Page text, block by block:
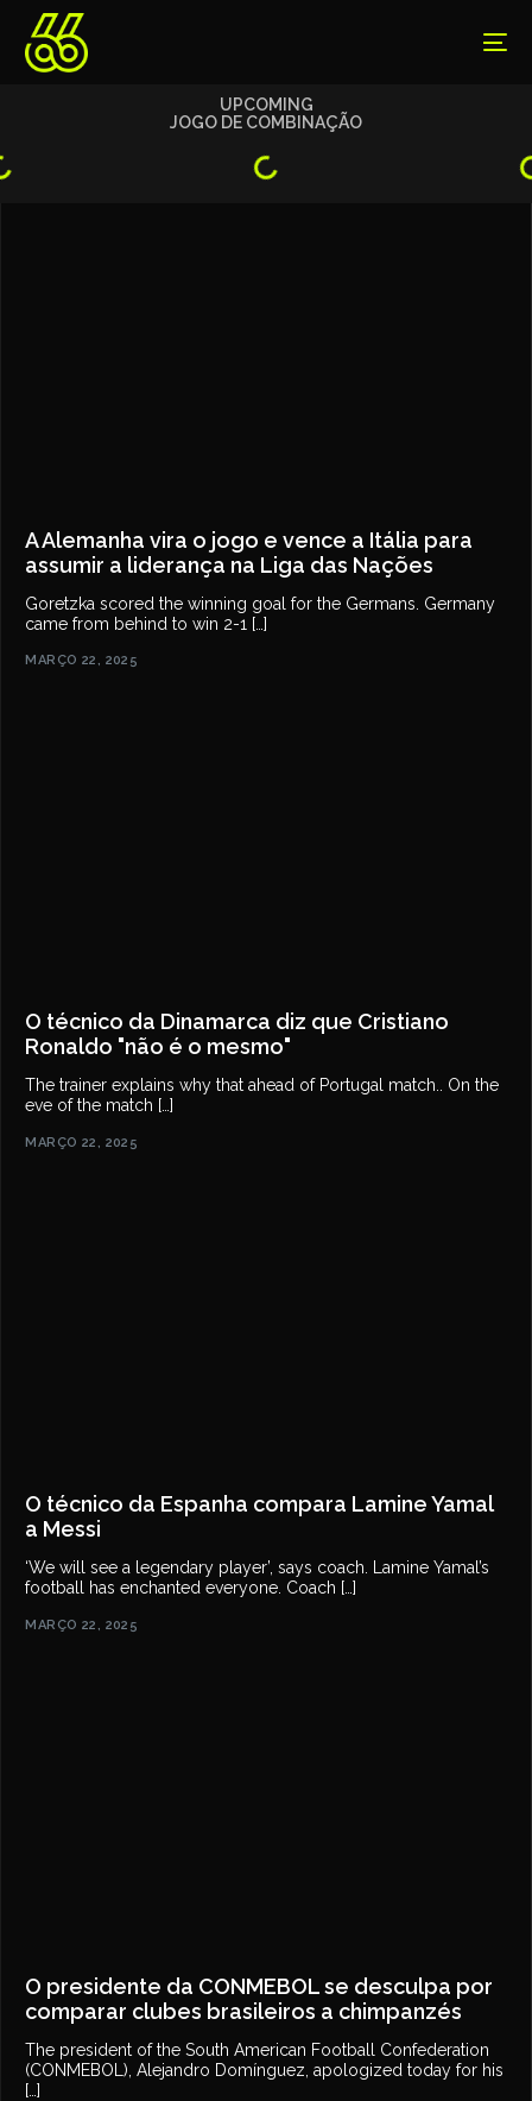
UPCOMING
JOGO DE COMBINAÇÃO
A Alemanha vira o jogo e vence a Itália para
assumir a liderança na Liga das Nações
Goretzka scored the winning goal for the Germans. Germany
came from behind to win 2-1 […]
MARÇO 22, 2025
O técnico da Dinamarca diz que Cristiano
Ronaldo "não é o mesmo"
The trainer explains why that ahead of Portugal match.. On the
eve of the match […]
MARÇO 22, 2025
O técnico da Espanha compara Lamine Yamal
a Messi
‘We will see a legendary player’, says coach. Lamine Yamal’s
football has enchanted everyone. Coach […]
MARÇO 22, 2025
O presidente da CONMEBOL se desculpa por
comparar clubes brasileiros a chimpanzés
The president of the South American Football Confederation
(CONMEBOL), Alejandro Domínguez, apologized today for his
[…]